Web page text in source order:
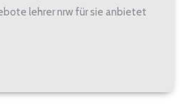
lehrer nrw für sie anbietet